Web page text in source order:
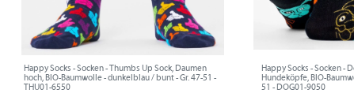
Happy Socks - Socken - Thumbs Up Sock, Daumen
hoch, BIO-Baumwolle - dunkelblau / bunt - Gr. 47-51 -
THU01-6550
Happy Socks - Socken -
Hundeköpfe, BIO-
51 - DOG01-9050